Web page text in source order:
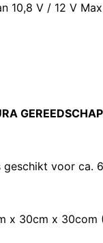
10,8 V / 12 V
geschikt voor ca.
x 30cm x 30com